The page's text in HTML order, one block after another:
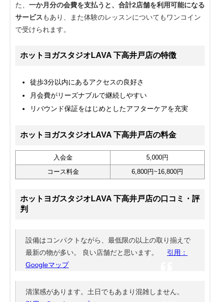
た、 一か月分の会費を支払うと、合計2店舗を利用可能になる
サービスもあり、また体験のレッスンについてもワンコイン
で受けられます。
ホットヨガスタジオLAVA 下高井戸店の特徴
徒歩3分以内にあるアクセスの良好さ
月会費がリーズナブルで継続しやすい
リバウンド保証をはじめとしたアフターケアを充実
ホットヨガスタジオLAVA 下高井戸店の料金
入会金
5,000円
コース料金
6,800円~16,800円
ホットヨガスタジオLAVA 下高井戸店の口コミ・評
判
設備はコンパクトながら、最低限の以上の取り揃えで
最新の物が多い。 良い店舗だと思います。 引用：
Googleマップ
清潔感があります。土日でもあまり混雑しません。